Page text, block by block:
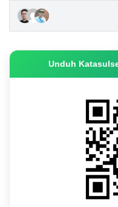
Unduh